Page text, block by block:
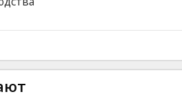
к своему
помочь, не
языке с
2D и 3D.